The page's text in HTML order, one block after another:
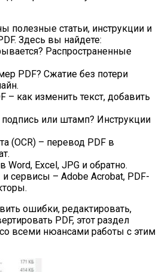
полезные статьи, инструкции и
Здесь вы найдете:
Распространенные
PDF? Сжатие без потери
– как изменить текст, добавить
или штамп? Инструкции
(OCR) – перевод PDF в
Word, Excel, JPG и обратно.
сервисы – Adobe Acrobat, PDF-
ошибки, редактировать,
PDF, этот раздел
всеми нюансами работы с этим